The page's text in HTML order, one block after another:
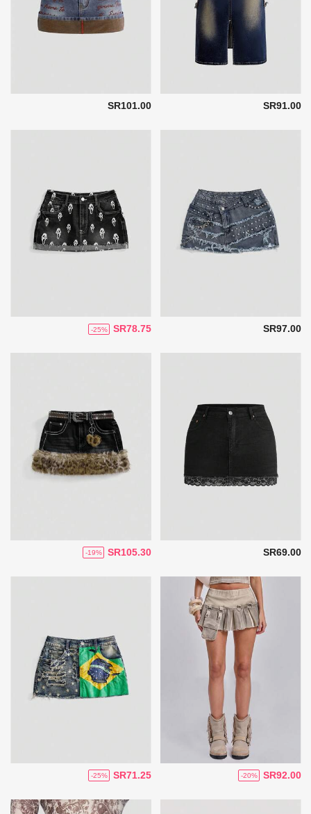
SR91.00
SR101.00
SR97.00
SR78.75
-25%
SR69.00
SR105.30
-19%
SR92.00
-20%
SR71.25
-25%